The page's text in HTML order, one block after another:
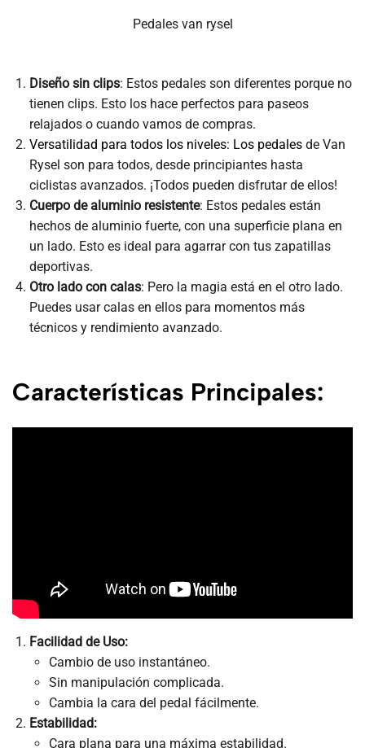
Pedales van rysel
Diseño sin clips: Estos pedales son diferentes porque no
tienen clips. Esto los hace perfectos para paseos
relajados o cuando vamos de compras.
Versatilidad para todos los niveles: Los pedalesde Van
Rysel son para todos, desde principiantes hasta
ciclistas avanzados. ¡Todos pueden disfrutar de ellos!
Cuerpo de aluminio resistente: Estos pedales están
hechos de aluminio fuerte, con una superficie plana en
un lado. Esto es ideal para agarrar con tus zapatillas
deportivas.
Otro lado con calas: Pero la magia está en el otro lado.
Puedes usar calas en ellos para momentos más
técnicos y rendimiento avanzado.
Características Principales:
Facilidad de Uso:
Cambio de uso instantáneo.
Sin manipulación complicada.
Cambia la cara del pedal fácilmente.
Estabilidad:
Cara plana para una máxima estabilidad.